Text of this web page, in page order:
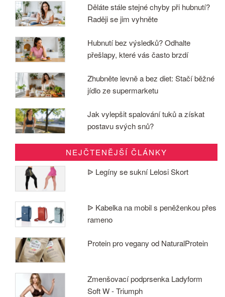
Děláte stále stejné chyby při hubnutí?
Raději se jim vyhněte
Hubnutí bez výsledků? Odhalte
přešlapy, které vás často brzdí
Zhubněte levně a bez diet: Stačí běžné
jídlo ze supermarketu
Jak vylepšit spalování tuků a získat
postavu svých snů?
NEJČTENĚJŠÍ ČLÁNKY
ᐉ Legíny se sukní Lelosi Skort
ᐉ Kabelka na mobil s peněženkou přes
rameno
Protein pro vegany od NaturalProtein
Zmenšovací podprsenka Ladyform
Soft W - Triumph